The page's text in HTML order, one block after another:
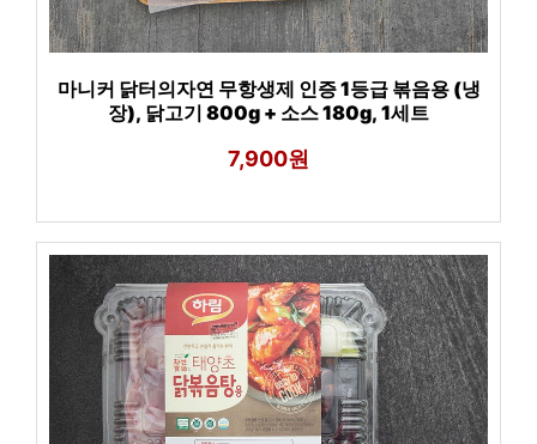
마니커 닭터의자연 무항생제 인증 1등급 볶음용 (냉
장), 닭고기 800g + 소스 180g, 1세트
7,900원